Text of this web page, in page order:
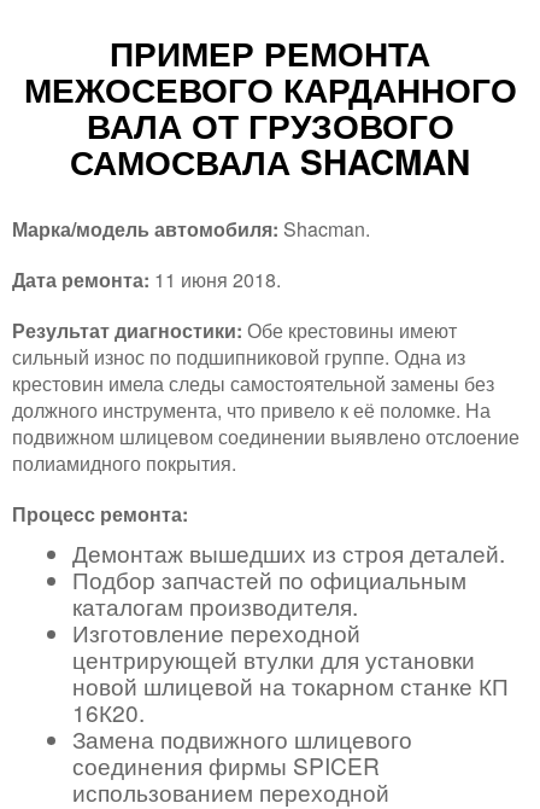
ПРИМЕР РЕМОНТА
МЕЖОСЕВОГО КАРДАННОГО
ВАЛА ОТ ГРУЗОВОГО
САМОСВАЛА SHACMAN
Марка/модель автомобиля: Shacman.
Дата ремонта: 11 июня 2018.
Результат диагностики: Обе крестовины имеют
сильный износ по подшипниковой группе. Одна из
крестовин имела следы самостоятельной замены без
должного инструмента, что привело к её поломке. На
подвижном шлицевом соединении выявлено отслоение
полиамидного покрытия.
Процесс ремонта:
Демонтаж вышедших из строя деталей.
Подбор запчастей по официальным
каталогам производителя.
Изготовление переходной
центрирующей втулки для установки
новой шлицевой на токарном станке КП
16К20.
Замена подвижного шлицевого
соединения фирмы SPICER
использованием переходной